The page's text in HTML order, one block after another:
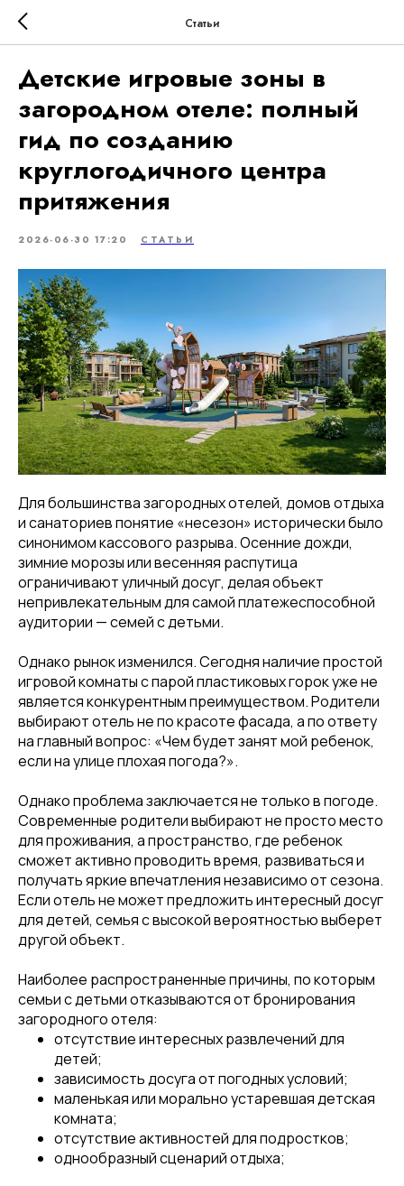
Статьи
Детские игровые зоны в
загородном отеле: полный
гид по созданию
круглогодичного центра
притяжения
2026-06-30 17:20 СТАТЬИ
Для большинства загородных отелей, домов отдыха
и санаториев понятие «несезон» исторически было
синонимом кассового разрыва. Осенние дожди,
зимние морозы или весенняя распутица
ограничивают уличный досуг, делая объект
непривлекательным для самой платежеспособной
аудитории — семей с детьми.
Однако рынок изменился. Сегодня наличие простой
игровой комнаты с парой пластиковых горок уже не
является конкурентным преимуществом. Родители
выбирают отель не по красоте фасада, а по ответу
на главный вопрос: «Чем будет занят мой ребенок,
если на улице плохая погода?».
Однако проблема заключается не только в погоде.
Современные родители выбирают не просто место
для проживания, а пространство, где ребенок
сможет активно проводить время, развиваться и
получать яркие впечатления независимо от сезона.
Если отель не может предложить интересный досуг
для детей, семья с высокой вероятностью выберет
другой объект.
Наиболее распространенные причины, по которым
семьи с детьми отказываются от бронирования
загородного отеля:
отсутствие интересных развлечений для
детей;
зависимость досуга от погодных условий;
маленькая или морально устаревшая детская
комната;
отсутствие активностей для подростков;
однообразный сценарий отдыха;